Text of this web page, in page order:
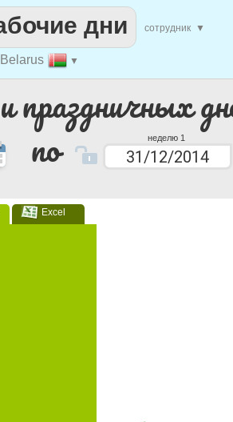
праздничных
по неделю 1
Excel
▼
дни сотрудник ▼